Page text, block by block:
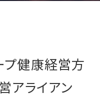
プ健康経営方
アライアン